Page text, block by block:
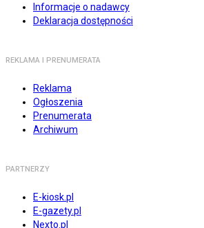
Informacje o nadawcy
Deklaracja dostępności
REKLAMA I PRENUMERATA
Reklama
Ogłoszenia
Prenumerata
Archiwum
PARTNERZY
E-kiosk.pl
E-gazety.pl
Nexto.pl